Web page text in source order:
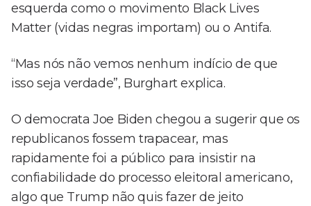
esquerda como o movimento Black Lives
Matter (vidas negras importam) ou o Antifa.
“Mas nós não vemos nenhum indício de que
isso seja verdade”, Burghart explica.
O democrata Joe Biden chegou a sugerir que os
republicanos fossem trapacear, mas
rapidamente foi a público para insistir na
confiabilidade do processo eleitoral americano,
algo que Trump não quis fazer de jeito